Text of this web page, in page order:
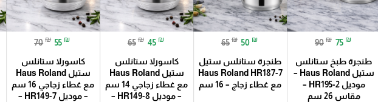
90 ₪ 75 ₪
طنجرة طبخ ستانلس
ستيل Haus Roland –
موديل HR195-2 –
مقاس 26 سم
65 ₪ 50 ₪
طنجرة ستانلس ستيل
Haus Roland HR187-7
مع غطاء زجاج – 16 سم
65 ₪ 45 ₪
كاسورلا ستانلس
ستيل Haus Roland
مع غطاء زجاجي 14 سم
– موديل HR149-8 –
70 ₪ 55 ₪
كاسورلا ستانلس
ستيل Haus Roland
مع غطاء زجاجي 16 سم
– موديل HR149-7 –